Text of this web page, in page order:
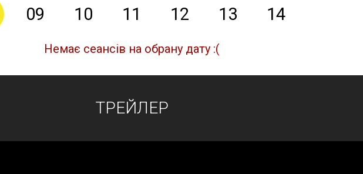
09 10 11 12 13 14
Немає сеансів на обрану дату :(
ТРЕЙЛЕР